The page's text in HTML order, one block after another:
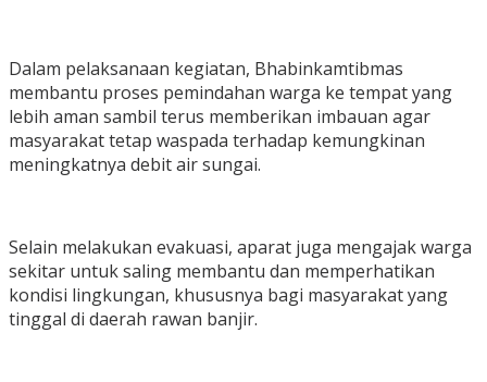
Dalam pelaksanaan kegiatan, Bhabinkamtibmas
membantu proses pemindahan warga ke tempat yang
lebih aman sambil terus memberikan imbauan agar
masyarakat tetap waspada terhadap kemungkinan
meningkatnya debit air sungai.
Selain melakukan evakuasi, aparat juga mengajak warga
sekitar untuk saling membantu dan memperhatikan
kondisi lingkungan, khususnya bagi masyarakat yang
tinggal di daerah rawan banjir.